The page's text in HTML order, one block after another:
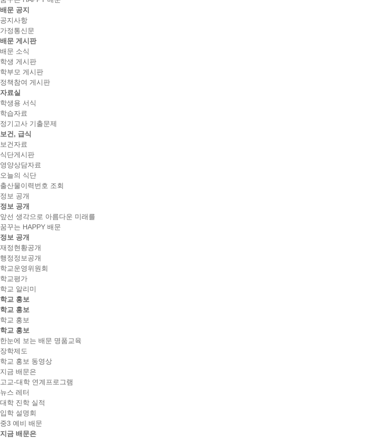
배문 공지
공지사항
가정통신문
배문 게시판
배문 소식
학생 게시판
학부모 게시판
정책참여 게시판
자료실
학생용 서식
학습자료
정기고사 기출문제
보건, 급식
보건자료
식단게시판
영양상담자료
오늘의 식단
출산물이력번호 조회
정보 공개
정보 공개
앞선 생각으로 아름다운 미래를
꿈꾸는 HAPPY 배문
정보 공개
재정현황공개
행정정보공개
학교운영위원회
학교평가
학교 알리미
학교 홍보
학교 홍보
학교 홍보
학교 홍보
한눈에 보는 배문 명품교육
장학제도
학교 홍보 동영상
지금 배문은
고교-대학 연계프로그램
뉴스 레터
대학 진학 실적
입학 설명회
중3 예비 배문
지금 배문은